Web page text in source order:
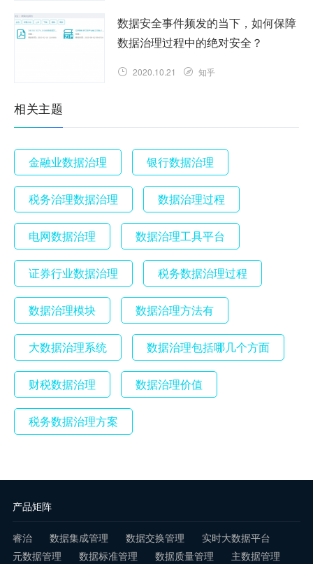
数据安全事件频发的当下，如何保障
数据治理过程中的绝对安全？
2020.10.21 知乎
相关主题
金融业数据治理 银行数据治理
税务治理数据治理 数据治理过程
电网数据治理 数据治理工具平台
证券行业数据治理 税务数据治理过程
数据治理模块 数据治理方法有
大数据治理系统 数据治理包括哪几个方面
财税数据治理 数据治理价值
税务数据治理方案
产品矩阵
睿治 数据集成管理 数据交换管理
实时大数据平台
元数据管理
数据标准管理 数据质量管理 主数据管理